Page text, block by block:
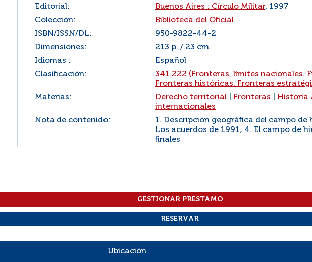
Editorial:
Buenos Aires : Círculo Militar, 1997
Colección:
Biblioteca del Oficial
ISBN/ISSN/DL:
950-9822-44-2
Dimensiones:
213 p. / 23 cm.
Idiomas :
Español
Clasificación:
341.222 (Fronteras, límites nacionales.
Fronteras históricas. Fronteras
Materias:
Derecho territorial Fronteras Historia
internacionales
Nota de contenido:
1. Descripción geográfica del campo de
Los acuerdos de 1991; 4. El campo de
finales
Ubicación